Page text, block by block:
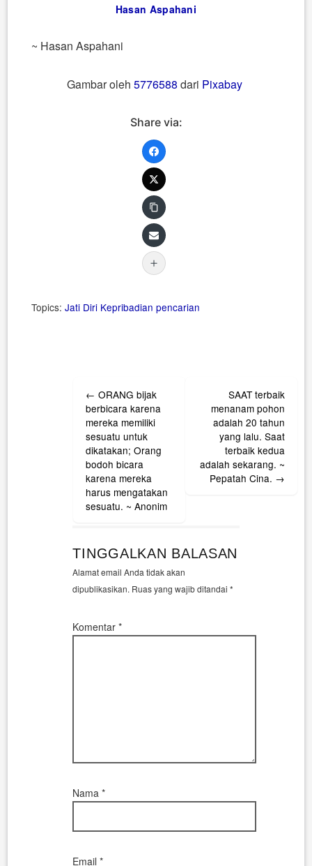
Hasan Aspahani
~ Hasan Aspahani
Gambar oleh 5776588 dari Pixabay
Share via:
Topics: Jati Diri Kepribadian pencarian
navigation
← ORANG bijak
berbicara karena
mereka memiliki
sesuatu untuk
dikatakan; Orang
bodoh bicara
karena mereka
harus mengatakan
sesuatu. ~ Anonim
SAAT terbaik
menanam pohon
adalah 20 tahun
yang lalu. Saat
terbaik kedua
adalah sekarang. ~
Pepatah Cina. →
TINGGALKAN BALASAN
Alamat email Anda tidak akan
dipublikasikan. Ruas yang wajib ditandai*
Komentar*
Nama*
Email*